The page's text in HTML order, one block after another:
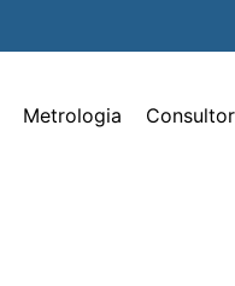
Metrologia